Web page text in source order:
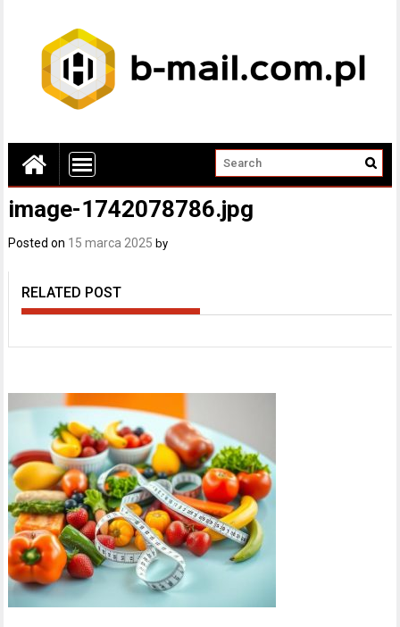
image-1742078786.jpg
Posted on 15 marca 2025 by
RELATED POST